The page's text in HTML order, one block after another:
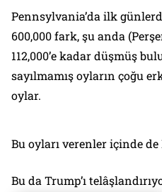
Pennsylvania’da ilk
600,000 fark, şu anda
112,000’e kadar düşmüş
sayılmamış oyların çoğu
oylar.
Bu oyları verenler içinde de
Bu da Trump’ı